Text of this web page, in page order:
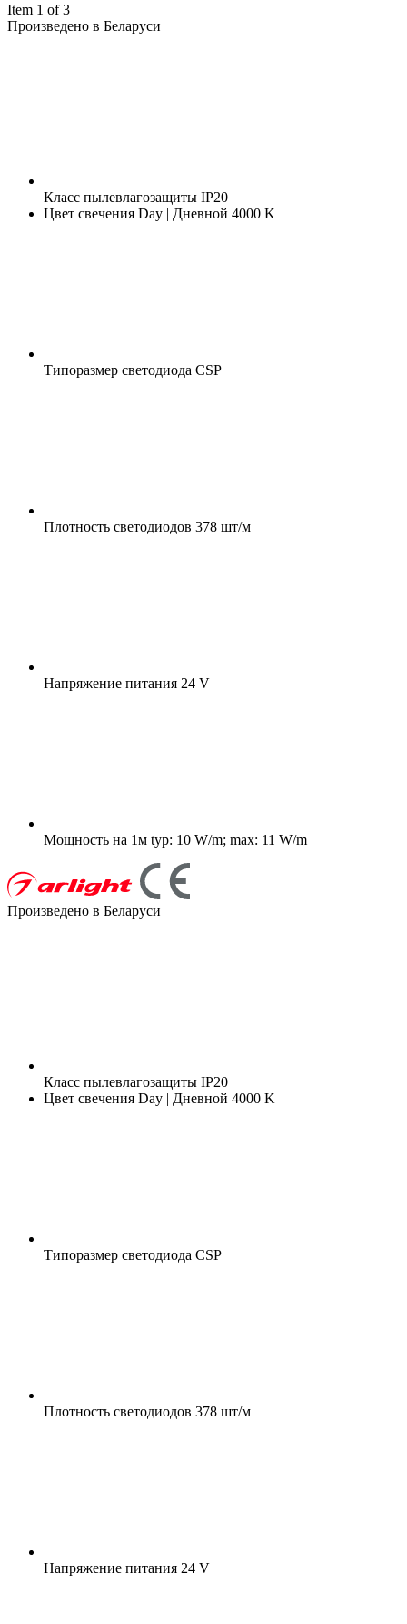
Item 1 of 3
Произведено в Беларуси
Класс пылевлагозащиты IP20
Цвет свечения Day | Дневной 4000 K
Типоразмер светодиода CSP
Плотность светодиодов 378 шт/м
Напряжение питания 24 V
Мощность на 1м typ: 10 W/m; max: 11 W/m
Произведено в Беларуси
Класс пылевлагозащиты IP20
Цвет свечения Day | Дневной 4000 K
Типоразмер светодиода CSP
Плотность светодиодов 378 шт/м
Напряжение питания 24 V